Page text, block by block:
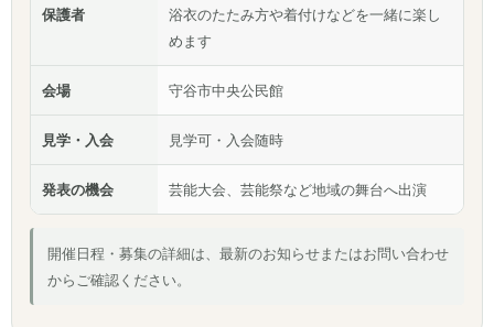
保護者
浴衣のたたみ方や着付けなどを一緒に楽し
めます
会場 守谷市中央公民館
見学・入会 見学可・入会随時
発表の機会 芸能大会、芸能祭など地域の舞台へ出演
開催日程・募集の詳細は、最新のお知らせまたはお問い合わせ
からご確認ください。